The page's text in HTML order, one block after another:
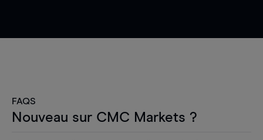
FAQS
Nouveau sur CMC Markets ?